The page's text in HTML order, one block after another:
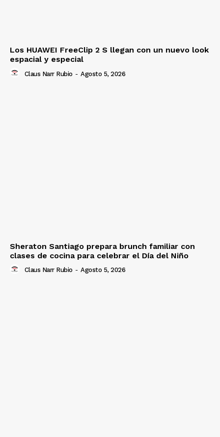
Los HUAWEI FreeClip 2 S llegan con un nuevo look
espacial y especial
Claus Narr Rubio - Agosto 5, 2026
Sheraton Santiago prepara brunch familiar con
clases de cocina para celebrar el Día del Niño
Claus Narr Rubio - Agosto 5, 2026